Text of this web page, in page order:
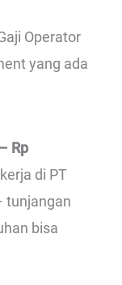
Operator
yang ada
Rp
di PT
tunjangan
bisa